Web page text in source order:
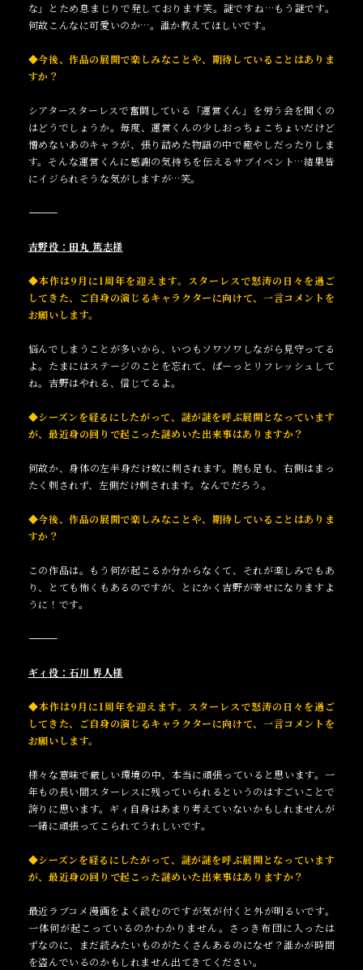
な」とため息まじりで発しております笑。謎ですね…もう謎です。
何故こんなに可愛いのか…。誰か教えてほしいです。
◆今後、作品の展開で楽しみなことや、期待していることはありま
すか？
シアタースターレスで奮闘している「運営くん」を労う会を開くの
はどうでしょうか。毎度、運営くんの少しおっちょこちょいだけど
憎めないあのキャラが、張り詰めた物語の中で癒やしだったりしま
す。そんな運営くんに感謝の気持ちを伝えるサブイベント…結果皆
にイジられそうな気がしますが…笑。
――――――――――
吉野役：田丸 篤志様
◆本作は9月に1周年を迎えます。スターレスで怒涛の日々を過ご
してきた、ご自身の演じるキャラクターに向けて、一言コメントを
お願いします。
悩んでしまうことが多いから、いつもソワソワしながら見守ってる
よ。たまにはステージのことを忘れて、ぱーっとリフレッシュして
ね。吉野はやれる、信じてるよ。
◆シーズンを経るにしたがって、謎が謎を呼ぶ展開となっています
が、最近身の回りで起こった謎めいた出来事はありますか？
何故か、身体の左半身だけ蚊に刺されます。腕も足も、右側はまっ
たく刺されず、左側だけ刺されます。なんでだろう。
◆今後、作品の展開で楽しみなことや、期待していることはありま
すか？
この作品は。もう何が起こるか分からなくて、それが楽しみでもあ
り、とても怖くもあるのですが、とにかく吉野が幸せになりますよ
うに！です。
――――――――――
ギィ 役：石川 界人様
◆本作は9月に1周年を迎えます。スターレスで怒涛の日々を過ご
してきた、ご自身の演じるキャラクターに向けて、一言コメントを
お願いします。
様々な意味で厳しい環境の中、本当に頑張っていると思います。一
年もの長い間スターレスに残っていられるというのはすごいことで
誇りに思います。ギィ自身はあまり考えていないかもしれませんが
一緒に頑張ってこられてうれしいです。
◆シーズンを経るにしたがって、謎が謎を呼ぶ展開となっています
が、最近身の回りで起こった謎めいた出来事はありますか？
最近ラブコメ漫画をよく読むのですが気が付くと外が明るいです。
一体何が起こっているのかわかりません。さっき布団に入ったは
ずなのに、まだ読みたいものがたくさんあるのになぜ？誰かが時間
を盗んでいるのかもしれません出てきてください。